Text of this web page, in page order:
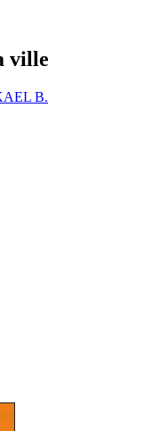
ville
B.